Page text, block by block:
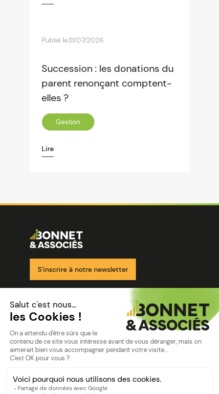
Publié le31/07/2026
Succession : les donations du
parent renonçant comptent-
elles ?
Gestion
Lire
Image
S’inscrire à notre newsletter
Nos solutions
Nos cabinets
Mon espace client
Politique de confidentialité
©Bonnet2023